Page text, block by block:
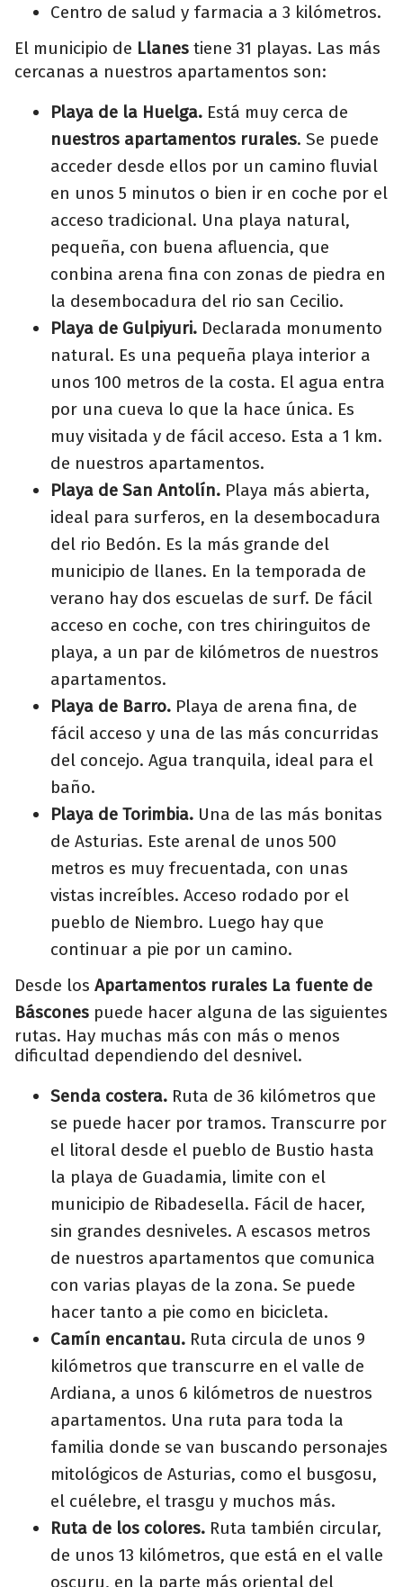
Centro de salud y farmacia a 3 kilómetros.
El municipio de Llanes tiene 31 playas. Las más
cercanas a nuestros apartamentos son:
Playa de la Huelga. Está muy cerca de
nuestros apartamentos rurales. Se puede
acceder desde ellos por un camino fluvial
en unos 5 minutos o bien ir en coche por el
acceso tradicional. Una playa natural,
pequeña, con buena afluencia, que
conbina arena fina con zonas de piedra en
la desembocadura del rio san Cecilio.
Playa de Gulpiyuri. Declarada monumento
natural. Es una pequeña playa interior a
unos 100 metros de la costa. El agua entra
por una cueva lo que la hace única. Es
muy visitada y de fácil acceso. Esta a 1 km.
de nuestros apartamentos.
Playa de San Antolín. Playa más abierta,
ideal para surferos, en la desembocadura
del rio Bedón. Es la más grande del
municipio de llanes. En la temporada de
verano hay dos escuelas de surf. De fácil
acceso en coche, con tres chiringuitos de
playa, a un par de kilómetros de nuestros
apartamentos.
Playa de Barro. Playa de arena fina, de
fácil acceso y una de las más concurridas
del concejo. Agua tranquila, ideal para el
baño.
Playa de Torimbia. Una de las más bonitas
de Asturias. Este arenal de unos 500
metros es muy frecuentada, con unas
vistas increíbles. Acceso rodado por el
pueblo de Niembro. Luego hay que
continuar a pie por un camino.
Desde los Apartamentos rurales La fuente de
Báscones puede hacer alguna de las siguientes
rutas. Hay muchas más con más o menos
dificultad dependiendo del desnivel.
Senda costera. Ruta de 36 kilómetros que
se puede hacer por tramos. Transcurre por
el litoral desde el pueblo de Bustio hasta
la playa de Guadamia, limite con el
municipio de Ribadesella. Fácil de hacer,
sin grandes desniveles. A escasos metros
de nuestros apartamentos que comunica
con varias playas de la zona. Se puede
hacer tanto a pie como en bicicleta.
Camín encantau. Ruta circula de unos 9
kilómetros que transcurre en el valle de
Ardiana, a unos 6 kilómetros de nuestros
apartamentos. Una ruta para toda la
familia donde se van buscando personajes
mitológicos de Asturias, como el busgosu,
el cuélebre, el trasgu y muchos más.
Ruta de los colores. Ruta también circular,
de unos 13 kilómetros, que está en el valle
oscuru, en la parte más oriental del